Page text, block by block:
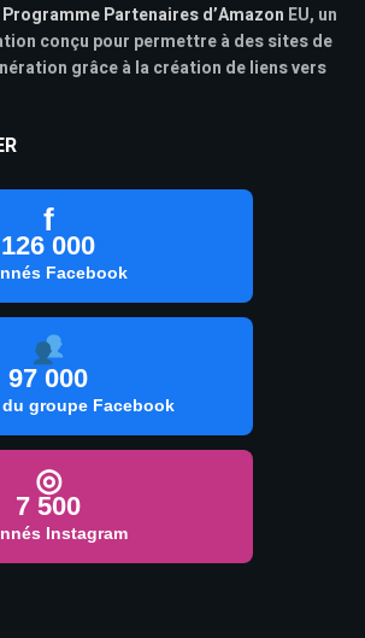
Programme Partenaires d’Amazon EU, un
conçu pour permettre à des sites de
grâce à la création de liens vers
f
126 000
Facebook
97 000
du groupe Facebook
◎
7 500
Instagram